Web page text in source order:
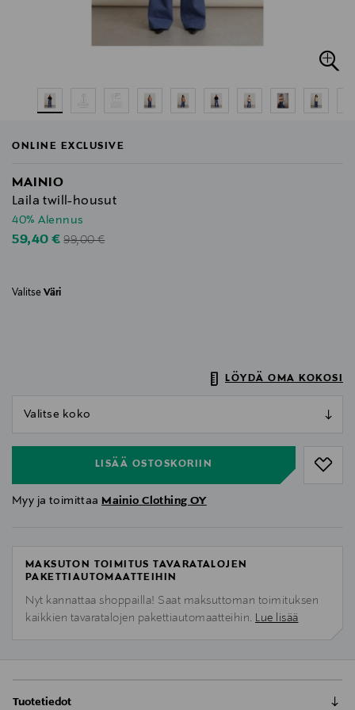
ONLINE EXCLUSIVE
MAINIO
Laila twill-housut
40% Alennus
Discounted Price
59,40 €Original Price
99,00 €
Valitse Väri
LÖYDÄ OMA KOKOSI
LISÄÄ OSTOSKORIIN
Myy ja toimittaa Mainio Clothing OY
MAKSUTON TOIMITUS TAVARATALOJEN
PAKETTIAUTOMAATTEIHIN
Nyt kannattaa shoppailla! Saat maksuttoman toimituksen
kaikkien tavaratalojen pakettiautomaatteihin. Lue lisää
Tuotetiedot